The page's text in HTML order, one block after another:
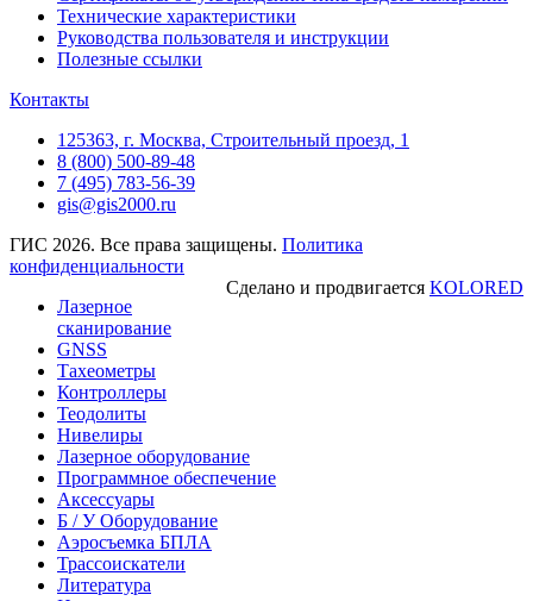
Технические характеристики
Руководства пользователя и инструкции
Полезные ссылки
Контакты
125363, г. Москва, Строительный проезд, 1
8 (800) 500-89-48
7 (495) 783-56-39
gis@gis2000.ru
ГИС 2026. Все права защищены. Политика
конфиденциальности
Сделано и продвигается KOLORED
Лазерное
сканирование
GNSS
Тахеометры
Контроллеры
Теодолиты
Нивелиры
Лазерное оборудование
Программное обеспечение
Аксессуары
Б / У Оборудование
Аэросъемка БПЛА
Трассоискатели
Литература